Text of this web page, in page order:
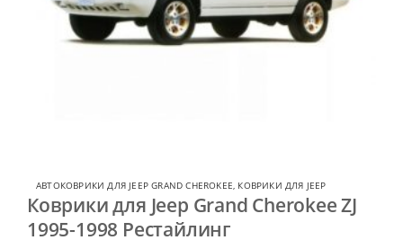
АВТОКОВРИКИ ДЛЯ JEEP GRAND CHEROKEE КОВРИКИ ДЛЯ JEEP
Коврики для Jeep Grand Cherokee ZJ
1995-1998 Рестайлинг